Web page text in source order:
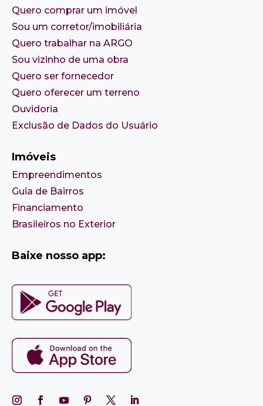
Quero comprar um imóvel
Sou um corretor/imobiliária
Quero trabalhar na ARGO
Sou vizinho de uma obra
Quero ser fornecedor
Quero oferecer um terreno
Ouvidoria
Exclusão de Dados do Usuário
Imóveis
Empreendimentos
Guia de Bairros
Financiamento
Brasileiros no Exterior
Baixe nosso app: